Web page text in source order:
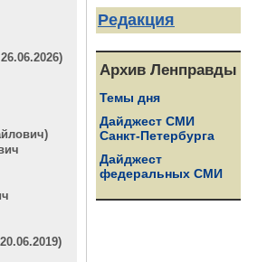
Редакция
Архив Ленправды
Темы дня
Дайджест СМИ
Санкт-Петербурга
Дайджест
федеральных СМИ